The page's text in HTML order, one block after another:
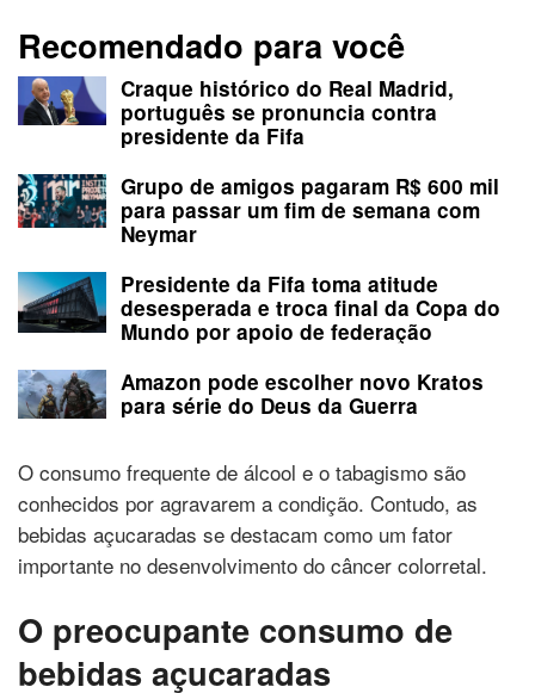
Recomendado para você
Craque histórico do Real Madrid,
português se pronuncia contra
presidente da Fifa
Grupo de amigos pagaram R$ 600 mil
para passar um fim de semana com
Neymar
Presidente da Fifa toma atitude
desesperada e troca final da Copa do
Mundo por apoio de federação
Amazon pode escolher novo Kratos
para série do Deus da Guerra
O consumo frequente de álcool e o tabagismo são
conhecidos por agravarem a condição. Contudo, as
bebidas açucaradas se destacam como um fator
importante no desenvolvimento do câncer colorretal.
O preocupante consumo de
bebidas açucaradas